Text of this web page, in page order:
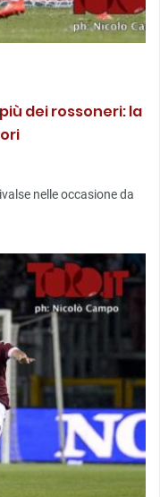
dei rossoneri: la
nelle occasione da